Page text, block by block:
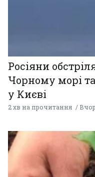
Росіяни
Чорному морі
у Києві
2 хв на прочитання